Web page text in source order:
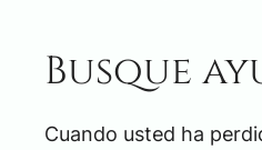
Busque
Cuando usted ha